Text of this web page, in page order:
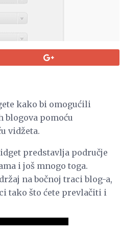
kako bi omogućili
blogova pomoću
vidžeta.
predstavlja područje
i još mnogo toga.
na bočnoj traci blog-a,
tako što ćete prevlačiti i